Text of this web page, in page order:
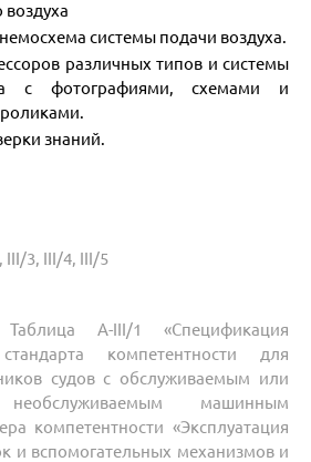
воздуха
системы подачи воздуха.
различных типов и системы
с фотографиями, схемами и
знаний.
III/3, III/4, III/5
A-III/1 «Спецификация
компетентности для
судов с обслуживаемым или
необслуживаемым машинным
компетентности «Эксплуатация
и вспомогательных механизмов и